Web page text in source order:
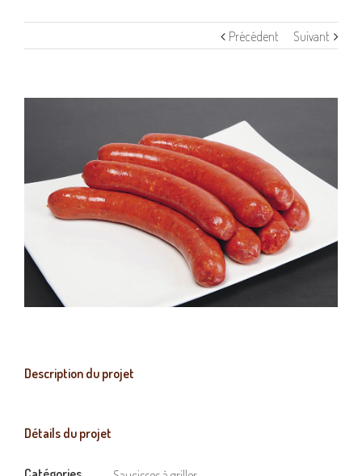
Précédent Suivant
Description du projet
Détails du projet